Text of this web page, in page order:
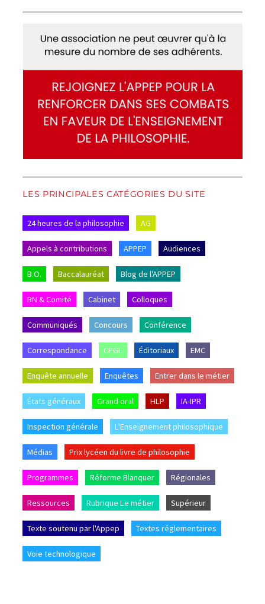
LES PRINCIPALES CATÉGORIES DU SITE
24 heures de la philosophie AG
Appels à contributions APPEP Audiences
B.O. Baccalauréat Blog de l'APPEP
BN & Comité Cabinet Colloques
Communiqués Concours Conférence
Correspondance CPGE Éditoriaux EMC
Enquête annuelle Enquêtes Entrer dans le métier
États généraux Grand oral HLP IA-IPR
Inspection générale L'Enseignement philosophique
Médias Prix lycéen du livre de philosophie
Programmes Réforme Blanquer Régionales
Ressources Rubrique Le métier Supérieur
Texte soutenu par l'Appep Textes réglementaires
Voie technologique